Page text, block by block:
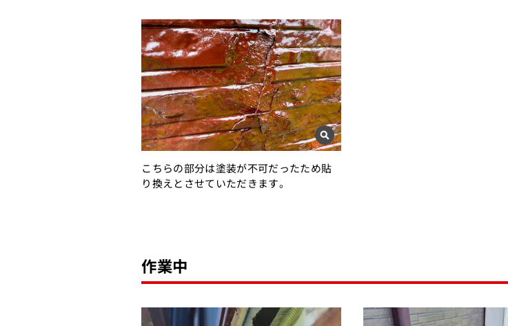
こちらの部分は塗装が不可だったため貼
り換えとさせていただきます。
作業中